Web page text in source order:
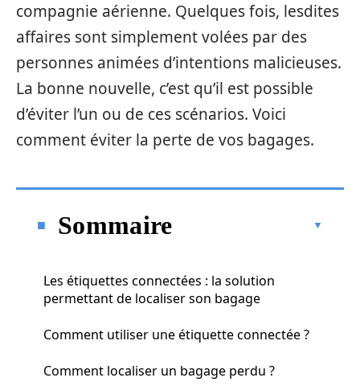
compagnie aérienne. Quelques fois, lesdites
affaires sont simplement volées par des
personnes animées d’intentions malicieuses.
La bonne nouvelle, c’est qu’il est possible
d’éviter l’un ou de ces scénarios. Voici
comment éviter la perte de vos bagages.
Sommaire
Les étiquettes connectées : la solution
permettant de localiser son bagage
Comment utiliser une étiquette connectée ?
Comment localiser un bagage perdu ?